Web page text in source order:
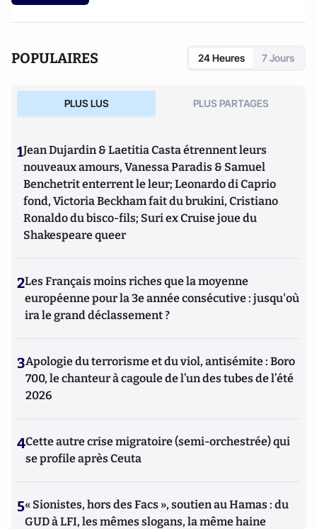
POPULAIRES 24 Heures 7 Jours
PLUS LUS PLUS PARTAGES
1Jean Dujardin & Laetitia Casta étrennent leurs
nouveaux amours, Vanessa Paradis & Samuel
Benchetrit enterrent le leur; Leonardo di Caprio
fond, Victoria Beckham fait du brukini, Cristiano
Ronaldo du bisco-fils; Suri ex Cruise joue du
Shakespeare queer
2Les Français moins riches que la moyenne
européenne pour la 3e année consécutive : jusqu'où
ira le grand déclassement ?
3Apologie du terrorisme et du viol, antisémite : Boro
700, le chanteur à cagoule de l’un des tubes de l’été
2026
4Cette autre crise migratoire (semi-orchestrée) qui
se profile après Ceuta
5« Sionistes, hors des Facs », soutien au Hamas : du
GUD à LFI, les mêmes slogans, la même haine